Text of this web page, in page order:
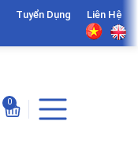
Tuyển Dụng Liên Hệ
0